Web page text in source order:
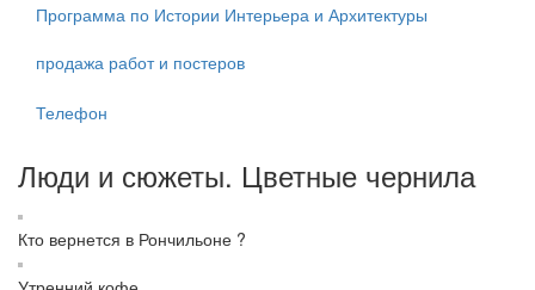
Программа по Истории Интерьера и Архитектуры
продажа работ и постеров
Телефон
Люди и сюжеты. Цветные чернила
Кто вернется в Рончильоне ?